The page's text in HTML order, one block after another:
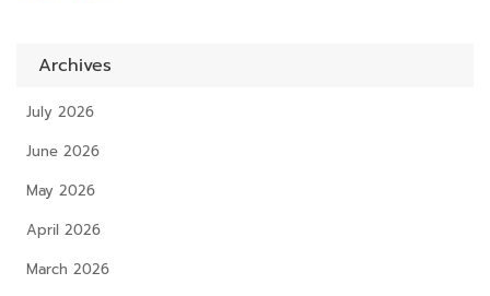
Archives
July 2026
June 2026
May 2026
April 2026
March 2026